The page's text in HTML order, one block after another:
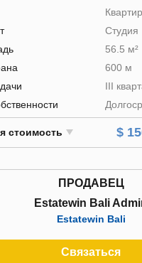
Студия
56.5 м²
600 м
III
стоимость $
ПРОДАВЕЦ
Estatewin Bali
Estatewin Bali
Связаться